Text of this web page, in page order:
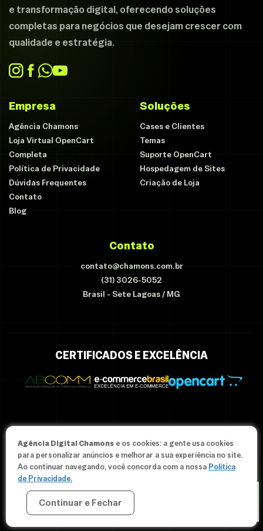
e transformação digital, oferecendo soluções
completas para negócios que desejam crescer com
qualidade e estratégia.
Empresa
Agência Chamons
Loja Virtual OpenCart
Completa
Política de Privacidade
Dúvidas Frequentes
Contato
Blog
Soluções
Cases e Clientes
Temas
Suporte OpenCart
Hospedagem de Sites
Criação de Loja
Contato
contato@chamons.com.br
(31) 3026-5052
Brasil - Sete Lagoas / MG
CERTIFICADOS E EXCELÊNCIA
© Since 2012-2026 Agência Chamons - Todos os direitos
reservados.
Agência Digital Chamons e os cookies: a gente usa cookies
para personalizar anúncios e melhorar a sua experiência no site.
Ao continuar navegando, você concorda com a nossa Política
de Privacidade.
Continuar e Fechar